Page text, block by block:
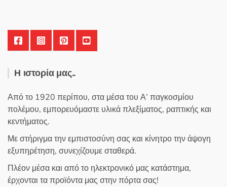
Η ιστορία μας..
Από το 1920 περίπου, στα μέσα του Α’ παγκοσμίου
πολέμου, εμπορευόμαστε υλικά πλεξίματος, ραπτικής και
κεντήματος.
Με στήριγμα την εμπιστοσύνη σας και κίνητρο την άψογη
εξυπηρέτηση, συνεχίζουμε σταθερά.
Πλέον μέσα και από το ηλεκτρονικό μας κατάστημα,
έρχονται τα προϊόντα μας στην πόρτα σας!